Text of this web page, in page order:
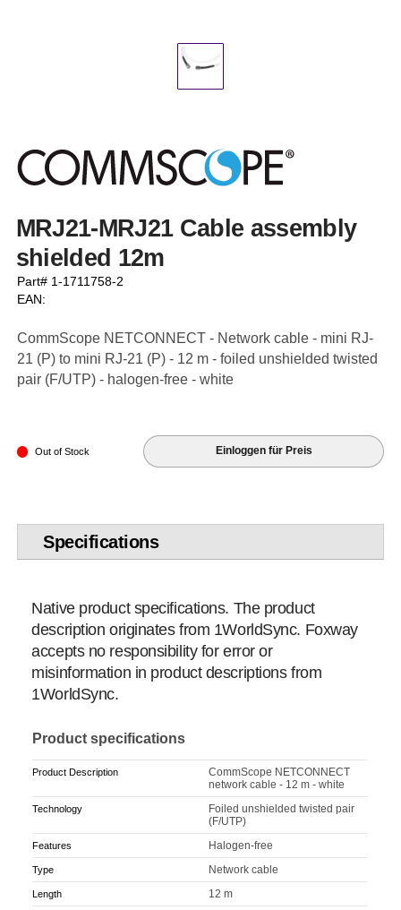
MRJ21-MRJ21 Cable assembly
shielded 12m
Part# 1-1711758-2
EAN:
CommScope NETCONNECT - Network cable - mini RJ-
21 (P) to mini RJ-21 (P) - 12 m - foiled unshielded twisted
pair (F/UTP) - halogen-free - white
Out of Stock Einloggen für Preis
Specifications
Native product specifications. The product
description originates from 1WorldSync. Foxway
accepts no responsibility for error or
misinformation in product descriptions from
1WorldSync.
Product specifications
Product Description
CommScope NETCONNECT
network cable - 12 m - white
Technology
Foiled unshielded twisted pair
(F/UTP)
Features Halogen-free
Type Network cable
Length 12 m